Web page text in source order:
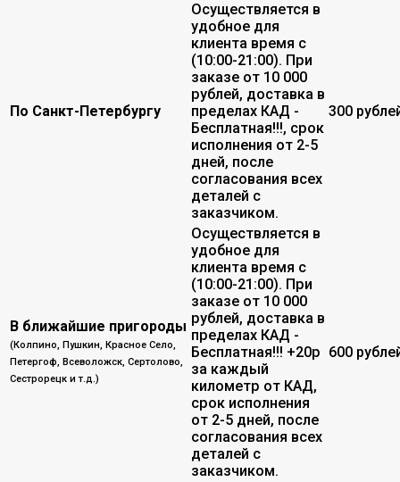
По Санкт-Петербургу
Осуществляется в
удобное для
клиента время с
(10:00-21:00). При
заказе от 10 000
рублей, доставка в
пределах КАД -
Бесплатная!!!, срок
исполнения от 2-5
дней, после
согласования всех
деталей с
заказчиком.
300
В ближайшие пригороды
(Колпино, Пушкин, Красное Село,
Петергоф, Всеволожск, Сертолово,
Сестрорецк и т.д.)
Осуществляется в
удобное для
клиента время с
(10:00-21:00). При
заказе от 10 000
рублей, доставка в
пределах КАД -
Бесплатная!!! +20р
за каждый
километр от КАД,
срок исполнения
от 2-5 дней, после
согласования всех
деталей с
заказчиком.
600